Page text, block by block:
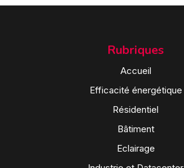
Rubriques
Accueil
Efficacité énergétique
Résidentiel
Bâtiment
Eclairage